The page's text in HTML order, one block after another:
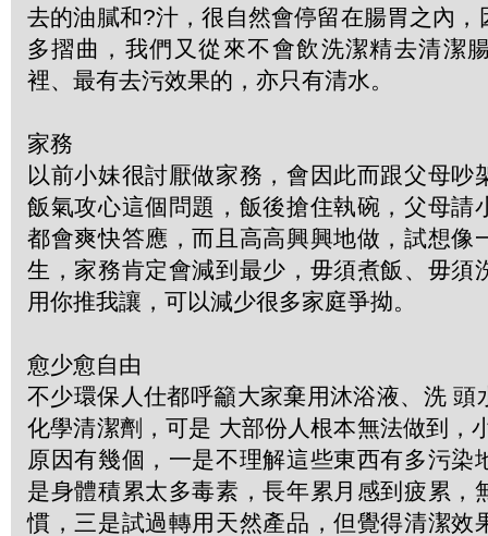
去的油膩和?汁，很自然會停留在腸胃之內，
多摺曲，我們又從來不會飲洗潔精去清潔
裡、最有去污效果的，亦只有清水。
家務
以前小妹很討厭做家務，會因此而跟父母吵
飯氣攻心這個問題，飯後搶住執碗，父母請
都會爽快答應，而且高高興興地做，試想像
生，家務肯定會減到最少，毋須煮飯、毋須
用你推我讓，可以減少很多家庭爭拗。
愈少愈自由
不少環保人仕都呼籲大家棄用沐浴液、洗 頭
化學清潔劑，可是 大部份人根本無法做到，
原因有幾個，一是不理解這些東西有多污染
是身體積累太多毒素，長年累月感到疲累，
慣，三是試過轉用天然產品，但覺得清潔效